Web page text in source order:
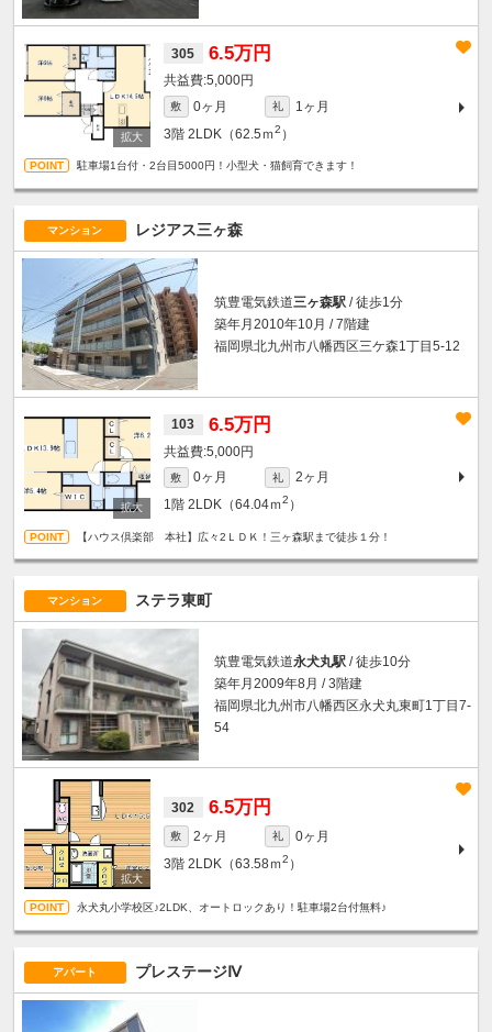
305 6.5万円
5,000円
敷 0ヶ月 礼
1ヶ月
3階 2LDK（62.5ｍ2 ）
駐車場1台付・2台目5000円！小型犬・猫飼育できます！
マンション レジアス三ヶ森
筑豊電気鉄道三ヶ森駅 / 徒歩1分
築年月2010年10月 / 7階建
福岡県北九州市八幡西区三ケ森1丁目5-12
103 6.5万円
5,000円
敷 0ヶ月 礼
2ヶ月
1階 2LDK（64.04ｍ2 ）
【ハウス倶楽部 本社】広々2ＬＤＫ！三ヶ森駅まで徒歩１分！
マンション ステラ東町
筑豊電気鉄道永犬丸駅 / 徒歩10分
築年月2009年8月 / 3階建
福岡県北九州市八幡西区永犬丸東町1丁目7-
54
302 6.5万円
敷 2ヶ月 礼
0ヶ月
3階 2LDK（63.58ｍ2 ）
永犬丸小学校区♪2LDK、オートロックあり！駐車場2台付無料♪
アパート プレステージⅣ